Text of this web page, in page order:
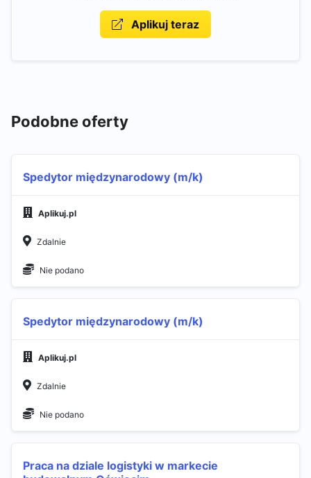
Aplikuj teraz
Podobne oferty
Spedytor międzynarodowy (m/k)
Aplikuj.pl
Zdalnie
Nie podano
Spedytor międzynarodowy (m/k)
Aplikuj.pl
Zdalnie
Nie podano
Praca na dziale logistyki w markecie